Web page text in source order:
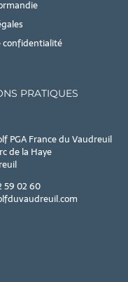
confidentialité
PRATIQUES
PGA France du Vaudreuil
de la Haye
59 02 60